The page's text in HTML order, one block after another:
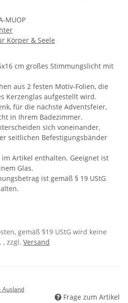
MUOP
Körper & Seele
cm großes Stimmungslicht mit
aus 2 festen Motiv-Folien, die
Kerzenglas aufgestellt wird.
für die nächste Adventsfeier,
in Ihrem Badezimmer.
sich voneinander,
seitlichen Befestigungsbänder
Artikel enthalten. Geeignet ist
Glas.
ist gemäß § 19 UStG
gemäß §19 UStG wird keine
, zzgl. Versand
Ausland
Frage zum Artikel